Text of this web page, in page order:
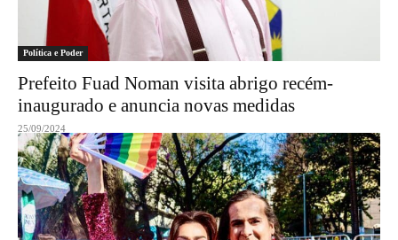
Política e Poder
Prefeito Fuad Noman visita abrigo recém-
inaugurado e anuncia novas medidas
25/09/2024